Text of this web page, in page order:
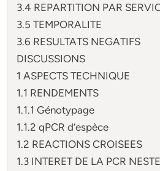
3.4 REPARTITION PAR
3.5 TEMPORALITE
3.6 RESULTATS NEGATIFS
DISCUSSIONS
1 ASPECTS TECHNIQUE
1.1 RENDEMENTS
1.1.1 Génotypage
1.1.2 qPCR d’espèce
1.2 REACTIONS CROISEES
1.3 INTERET DE LA PCR